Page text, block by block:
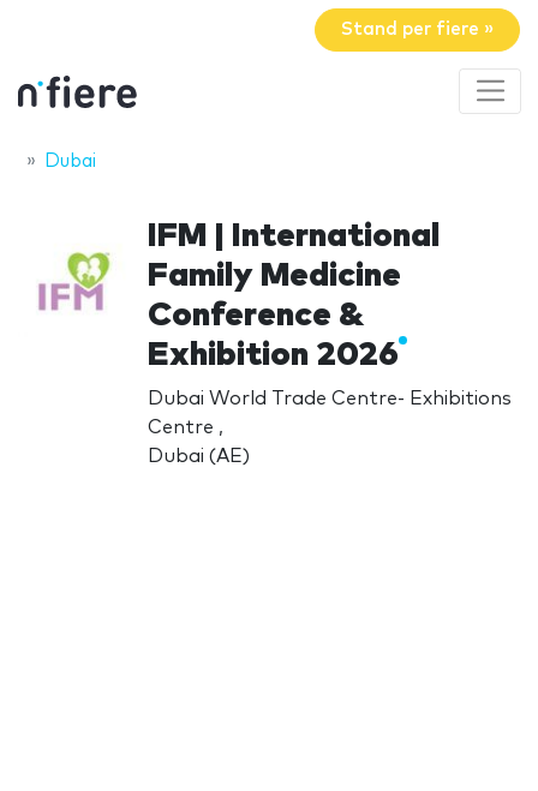
Stand per fiere »
Dubai
IFM | International
Family Medicine
Conference &
Exhibition 2026
Dubai World Trade Centre- Exhibitions
Centre ,
Dubai (AE)